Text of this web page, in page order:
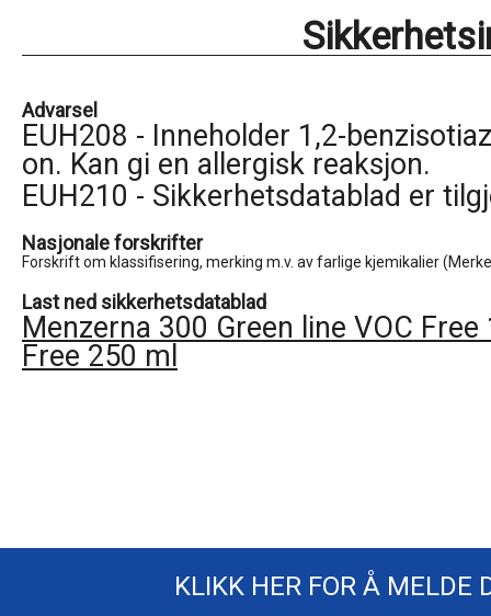
Advarsel
EUH208 - Inneholder 1,2-
on. Kan gi en allergisk reaksjon.
EUH210 - Sikkerhetsdatablad er
Nasjonale forskrifter
Forskrift om klassifisering, merking m.v. av farlige kjemikalier
Last ned sikkerhetsdatablad
Menzerna 300 Green line VOC
Free 250 ml
KLIKK HER FOR Å MELDE